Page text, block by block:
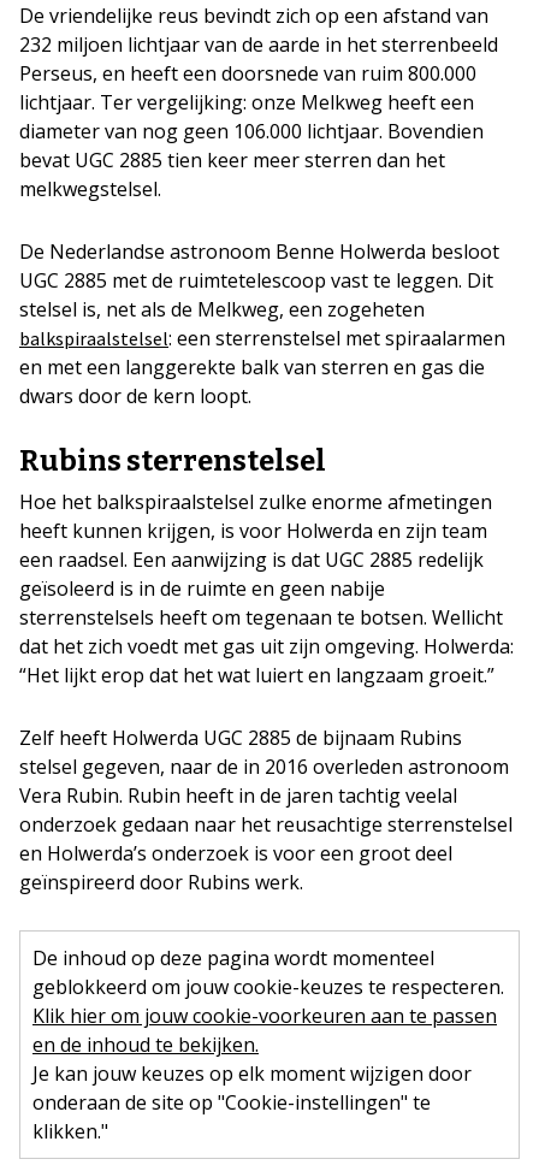
De vriendelijke reus bevindt zich op een afstand van
232 miljoen lichtjaar van de aarde in het sterrenbeeld
Perseus, en heeft een doorsnede van ruim 800.000
lichtjaar. Ter vergelijking: onze Melkweg heeft een
diameter van nog geen 106.000 lichtjaar. Bovendien
bevat UGC 2885 tien keer meer sterren dan het
melkwegstelsel.
De Nederlandse astronoom Benne Holwerda besloot
UGC 2885 met de ruimtetelescoop vast te leggen. Dit
stelsel is, net als de Melkweg, een zogeheten
balkspiraalstelsel: een sterrenstelsel met spiraalarmen
en met een langgerekte balk van sterren en gas die
dwars door de kern loopt.
Rubins sterrenstelsel
Hoe het balkspiraalstelsel zulke enorme afmetingen
heeft kunnen krijgen, is voor Holwerda en zijn team
een raadsel. Een aanwijzing is dat UGC 2885 redelijk
geïsoleerd is in de ruimte en geen nabije
sterrenstelsels heeft om tegenaan te botsen. Wellicht
dat het zich voedt met gas uit zijn omgeving. Holwerda:
“Het lijkt erop dat het wat luiert en langzaam groeit.”
Zelf heeft Holwerda UGC 2885 de bijnaam Rubins
stelsel gegeven, naar de in 2016 overleden astronoom
Vera Rubin. Rubin heeft in de jaren tachtig veelal
onderzoek gedaan naar het reusachtige sterrenstelsel
en Holwerda’s onderzoek is voor een groot deel
geïnspireerd door Rubins werk.
De inhoud op deze pagina wordt momenteel
geblokkeerd om jouw cookie-keuzes te respecteren.
Klik hier om jouw cookie-voorkeuren aan te passen
en de inhoud te bekijken.
Je kan jouw keuzes op elk moment wijzigen door
onderaan de site op "Cookie-instellingen" te
klikken."